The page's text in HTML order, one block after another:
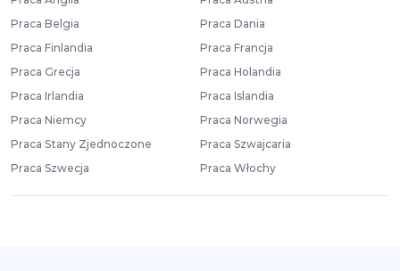
Praca Belgia
Praca Dania
Praca Finlandia
Praca Francja
Praca Grecja
Praca Holandia
Praca Irlandia
Praca Islandia
Praca Niemcy
Praca Norwegia
Praca Stany Zjednoczone
Praca Szwajcaria
Praca Szwecja
Praca Włochy